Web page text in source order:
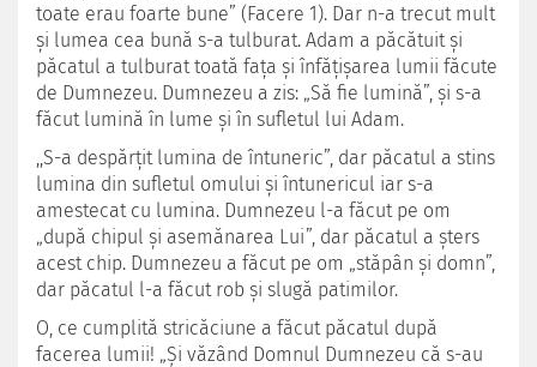
toate erau foarte bune” (Facere 1). Dar n-a trecut mult
şi lumea cea bună s-a tulburat. Adam a păcătuit şi
păcatul a tulburat toată faţa şi înfăţişarea lumii făcute
de Dumnezeu. Dumnezeu a zis: „Să fie lumină”, şi s-a
făcut lumină în lume şi în sufletul lui Adam.
,,S-a despărţit lumina de întuneric”, dar păcatul a stins
lumina din sufletul omului şi întunericul iar s-a
amestecat cu lumina. Dumnezeu l-a făcut pe om
„după chipul şi asemănarea Lui”, dar păcatul a şters
acest chip. Dumnezeu a făcut pe om „stăpân şi domn”,
dar păcatul l-a făcut rob şi slugă patimilor.
O, ce cumplită stricăciune a făcut păcatul după
facerea lumii! „Şi văzând Domnul Dumnezeu că s-au